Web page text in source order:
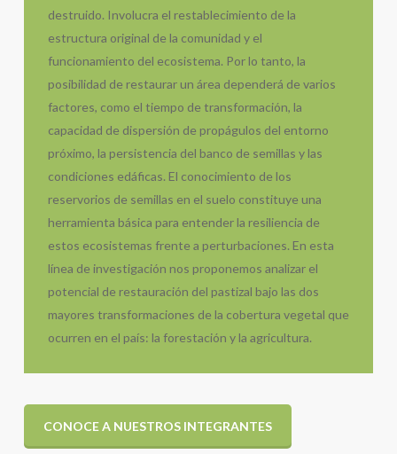
destruido. Involucra el restablecimiento de la
estructura original de la comunidad y el
funcionamiento del ecosistema. Por lo tanto, la
posibilidad de restaurar un área dependerá de varios
factores, como el tiempo de transformación, la
capacidad de dispersión de propágulos del entorno
próximo, la persistencia del banco de semillas y las
condiciones edáficas. El conocimiento de los
reservorios de semillas en el suelo constituye una
herramienta básica para entender la resiliencia de
estos ecosistemas frente a perturbaciones. En esta
línea de investigación nos proponemos analizar el
potencial de restauración del pastizal bajo las dos
mayores transformaciones de la cobertura vegetal que
ocurren en el país: la forestación y la agricultura.
CONOCE A NUESTROS INTEGRANTES